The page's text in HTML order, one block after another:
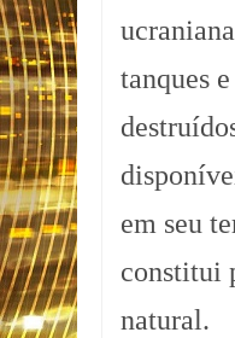
tanques
em seu
constitui
natural.